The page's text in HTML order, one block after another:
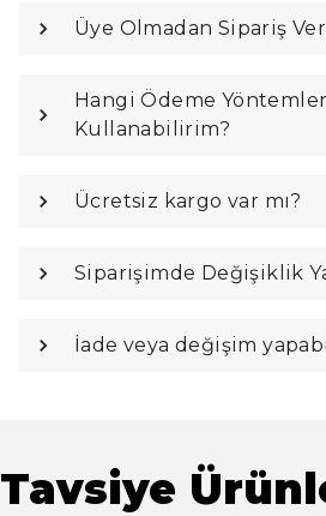
Üye Olmadan Sipariş
Hangi Ödeme
Kullanabilirim?
Ücretsiz kargo var mı?
Siparişimde Değişiklik
İade veya değişim
Tavsiye